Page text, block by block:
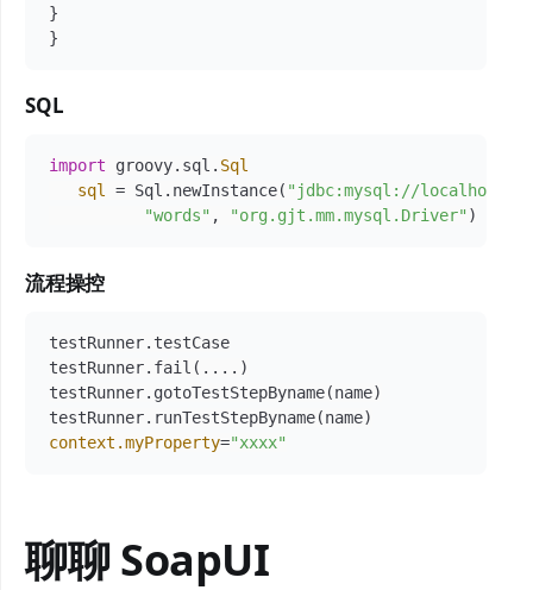
}
SQL
import groovy.sql. Sql
sql
= Sql.newInstance( "jdbc:mysql://
"words" , "org.gjt.mm.mysql.Driver"
流程操控
testRunner.testCase
testRunner.fail(....)
testRunner.gotoTestStepByname(name)
context.myProperty="xxxx"
聊聊 SoapUI